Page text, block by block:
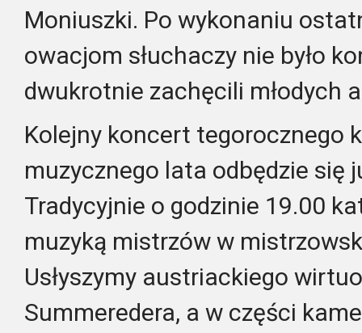
Moniuszki. Po wykonaniu
owacjom słuchaczy nie było
dwukrotnie zachęcili młodych
Kolejny koncert tegorocznego
muzycznego lata odbędzie się
Tradycyjnie o godzinie 19.00
muzyką mistrzów w
Usłyszymy austriackiego
Summeredera, a w części